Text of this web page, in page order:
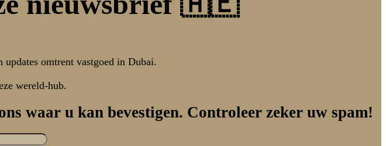
omtrent vastgoed in Dubai.
wereld-hub.
waar u kan bevestigen. Controleer zeker uw spam!